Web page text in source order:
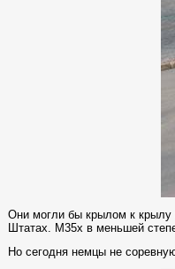
Они могли бы крылом к крылу
Штатах. M35x в меньшей
Но сегодня немцы не